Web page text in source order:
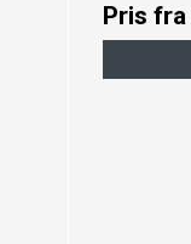
Pris fra